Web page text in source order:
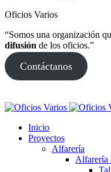
Oficios Varios
“Somos una organización
difusión de los oficios.”
Contáctanos
Inicio
Proyectos
Alfarería
Alfarería